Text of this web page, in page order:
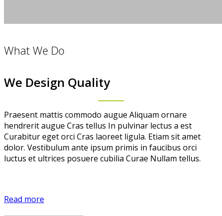
What We Do
We Design Quality
Praesent mattis commodo augue Aliquam ornare
hendrerit augue Cras tellus In pulvinar lectus a est
Curabitur eget orci Cras laoreet ligula. Etiam sit amet
dolor. Vestibulum ante ipsum primis in faucibus orci
luctus et ultrices posuere cubilia Curae Nullam tellus.
Read more